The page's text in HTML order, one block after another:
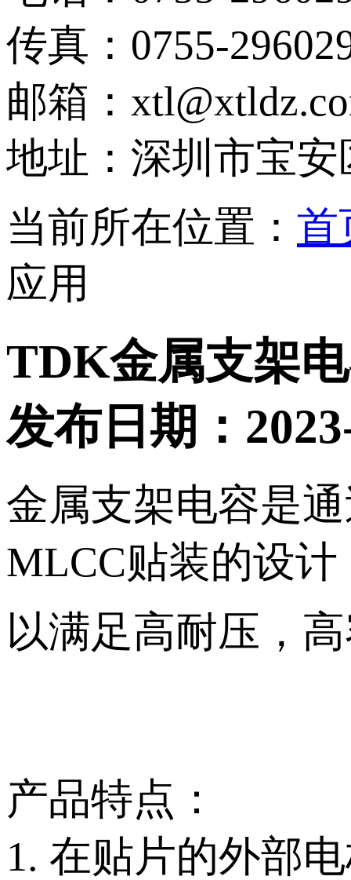
传真：0755-
邮箱：
地址：深圳市宝
当前所在位置： 首
应用
TDK金属支架
发布日期：
金属支架电容是
MLCC贴装的设计
以满足高耐压，
产品特点：
1. 在贴片的外部